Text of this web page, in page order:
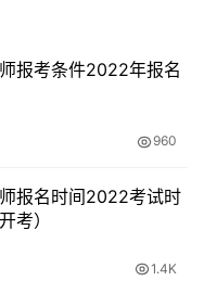
。
。
考生务必于当日上午
理论考试的考生，下
考生，上午参加技能
报考条件2022年报名
960
报名时间2022考试时
考）
1.4K